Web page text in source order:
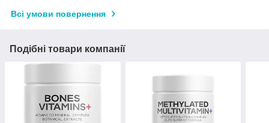
Всі умови повернення
Подібні товари компанії